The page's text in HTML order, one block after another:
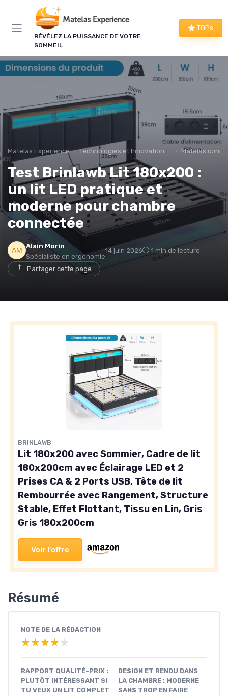
RÉVÉLEZ LA PUISSANCE DE VOTRE
SOMMEIL
TOPs
Matelas Experience Technologies et Innovations pour les matelas Matelas
Test Brinlawb Lit 180x200 :
un lit LED pratique et
moderne pour chambre
connectée
Alain Morin
Spécialiste en ergonomie
14 juin 2026 1 min de lecture
Partager cette page
BRINLAWB
Lit 180x200 avec Sommier, Cadre de lit
180x200cm avec Éclairage LED et 2
Prises CA & 2 Ports USB, Tête de lit
Rembourrée avec Rangement, Structure
Stable, Effet Flottant, Tissu en Lin, Gris
Gris 180x200cm
Voir l'offre
Résumé
NOTE DE LA RÉDACTION
★★★★★
★★★★★
RAPPORT QUALITÉ-PRIX :
PLUTÔT INTÉRESSANT SI
TU VEUX UN LIT COMPLET
DESIGN ET RENDU DANS
LA CHAMBRE : MODERNE
SANS TROP EN FAIRE
Panneau de gestion des cookies